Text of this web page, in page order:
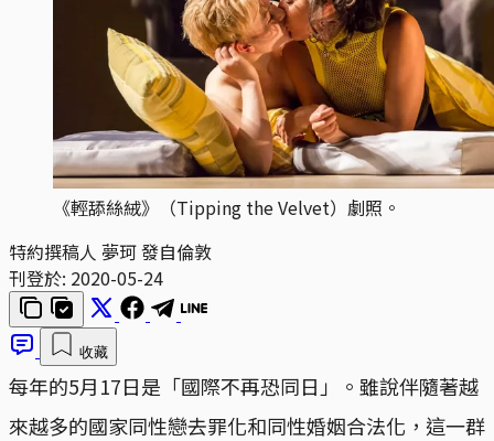
《輕舔絲絨》（Tipping the Velvet）劇照。
特約撰稿人 夢珂 發自倫敦
刊登於: 2020-05-24
收藏
每年的5月17日是「國際不再恐同日」。雖說伴隨著越
來越多的國家同性戀去罪化和同性婚姻合法化，這一群